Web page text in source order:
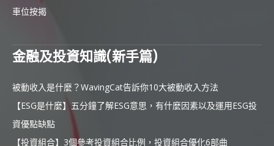
車位按揭
金融及投資知識(新手篇)
被動收入是什麼？WavingCat告訴你10大被動收入方法
【ESG是什麼】五分鐘了解ESG意思，有什麼因素以及運用ESG投
資優點缺點
【投資組合】3個參考投資組合比例，投資組合優化6部曲